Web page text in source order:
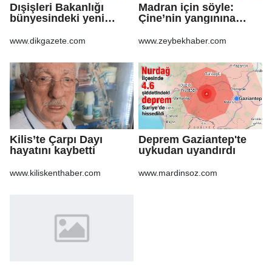
Dışişleri Bakanlığı
bünyesindeki yeni
Gazete'de
www.dikgazete.com
Madran için söyle:
Çine’nin yangınına
www.zeybekhaber.com
Kilis’te Çarpı Dayı
hayatını kaybetti
www.kiliskenthaber.com
Deprem Gaziantep'te
uykudan uyandırdı
www.mardinsoz.com